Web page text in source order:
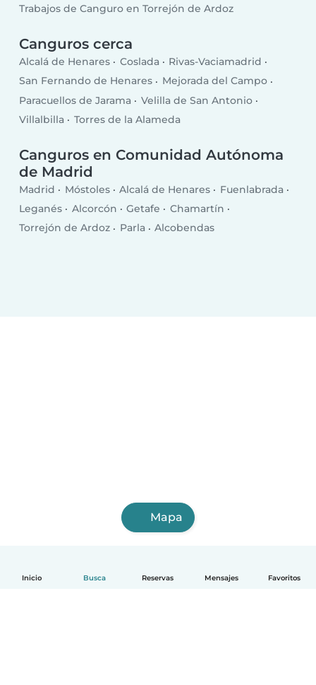
Inicio Busca Reservas Mensajes Favoritos
Trabajos de Canguro en Torrejón de Ardoz
Canguros cerca
Alcalá de Henares Coslada
Rivas-Vaciamadrid
San Fernando de Henares
Mejorada del Campo
Paracuellos de Jarama
Velilla de San Antonio
Villalbilla
Torres de la Alameda
Canguros en Comunidad Autónoma
de Madrid
Madrid Móstoles Alcalá de Henares
Fuenlabrada
Leganés
Alcorcón Getafe
Chamartín
Torrejón de Ardoz
Parla Alcobendas
Mapa